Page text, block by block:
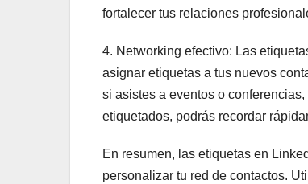
fortalecer tus relaciones
4. Networking efectivo: Las
asignar etiquetas a tus nuevos
si asistes a eventos o
etiquetados, podrás recordar
En resumen, las etiquetas en
personalizar tu red de contactos.